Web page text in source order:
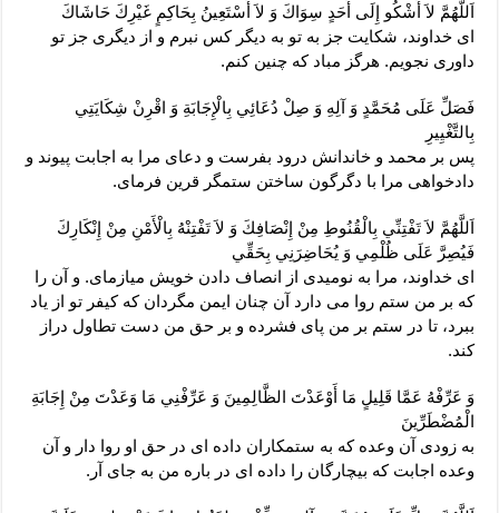
اَللَّهُمَّ لاَ أَشْكُو إِلَى أَحَدٍ سِوَاكَ وَ لاَ أَسْتَعِينُ بِحَاكِمٍ غَيْرِكَ حَاشَاكَ‏
اى خداوند، شكايت جز به تو به ديگر كس نبرم و از ديگرى جز تو
داورى نجويم. هرگز مباد كه چنين كنم.
فَصَلِّ عَلَى مُحَمَّدٍ وَ آلِهِ وَ صِلْ دُعَائِي بِالْإِجَابَةِ وَ اقْرِنْ شِكَايَتِي
بِالتَّغْيِيرِ
پس بر محمد و خاندانش درود بفرست و دعاى مرا به اجابت پيوند و
دادخواهى مرا با دگرگون ساختن ستمگر قرين فرماى.
اَللَّهُمَّ لاَ تَفْتِنِّي بِالْقُنُوطِ مِنْ إِنْصَافِكَ وَ لاَ تَفْتِنْهُ بِالْأَمْنِ مِنْ إِنْكَارِكَ
فَيُصِرَّ عَلَى ظُلْمِي وَ يُحَاضِرَنِي بِحَقِّي‏
اى خداوند، مرا به نوميدى از انصاف دادن خويش ميازماى. و آن را
كه بر من ستم روا مى ‏دارد آن چنان ايمن مگردان كه كيفر تو از ياد
ببرد، تا در ستم بر من پاى فشرده و بر حق من دست تطاول دراز
كند.
وَ عَرِّفْهُ عَمَّا قَلِيلٍ مَا أَوْعَدْتَ الظَّالِمِينَ وَ عَرِّفْنِي مَا وَعَدْتَ مِنْ إِجَابَةِ
الْمُضْطَرِّينَ‏
به زودى آن وعده كه به ستمكاران داده‏ اى در حق او روا دار و آن
وعده اجابت كه بيچارگان را داده‏ اى در باره من به جاى آر.